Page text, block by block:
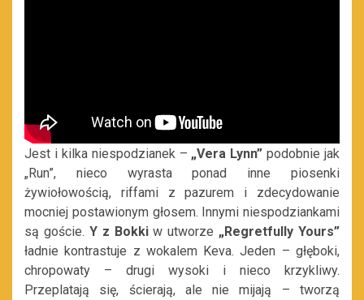
Jest i kilka niespodzianek – „Vera Lynn” podobnie jak
„Run”, nieco wyrasta ponad inne piosenki
żywiołowością, riffami z pazurem i zdecydowanie
mocniej postawionym głosem. Innymi niespodziankami
są goście. Y z Bokkiw utworze „Regretfully Yours”
ładnie kontrastuje z wokalem Keva. Jeden – głęboki,
chropowaty – drugi wysoki i nieco krzykliwy.
Przeplatają się, ścierają, ale nie mijają – tworzą